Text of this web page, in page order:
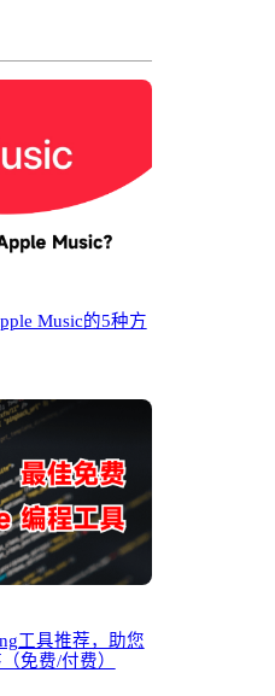
Music的5种方
工具推荐，助您
免费/付费）